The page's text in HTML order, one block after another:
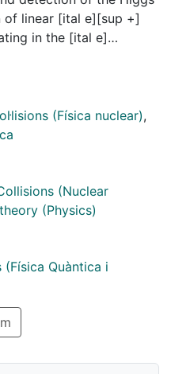
of linear [ital e][sup +]
in the [ital e]
study the production
where one photon is
mechanism,
usual
boson production in a
for [ital M][sub [ital
study the signals and
b[bar b]], [ital W][sup +]
suggest kinematical
an intermediate-mass
(Física nuclear),
(Nuclear
(Physics)
Quàntica i